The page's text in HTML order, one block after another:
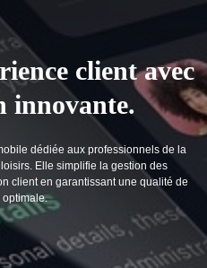
client avec
innovante.
dédiée aux professionnels de la
Elle simplifie la gestion des
client en garantissant une qualité de
optimale.